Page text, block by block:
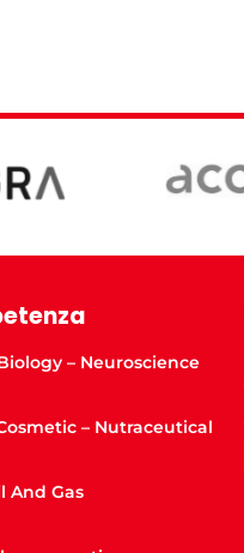
– Neuroscience
– Nutraceutical
And Gas